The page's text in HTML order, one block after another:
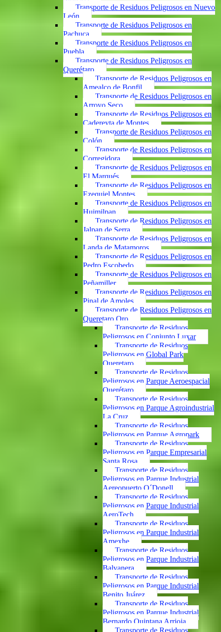
Transporte de Residuos Peligrosos en Nuevo
León
Transporte de Residuos Peligrosos en
Pachuca
Transporte de Residuos Peligrosos en
Puebla
Transporte de Residuos Peligrosos en
Querétaro
Transporte de Residuos Peligrosos en
Amealco de Bonfil
Transporte de Residuos Peligrosos en
Arroyo Seco
Transporte de Residuos Peligrosos en
Cadereyta de Montes
Transporte de Residuos Peligrosos en
Colón
Transporte de Residuos Peligrosos en
Corregidora
Transporte de Residuos Peligrosos en
El Marqués
Transporte de Residuos Peligrosos en
Ezequiel Montes
Transporte de Residuos Peligrosos en
Huimilpan
Transporte de Residuos Peligrosos en
Jalpan de Serra
Transporte de Residuos Peligrosos en
Landa de Matamoros
Transporte de Residuos Peligrosos en
Pedro Escobedo
Transporte de Residuos Peligrosos en
Peñamiller
Transporte de Residuos Peligrosos en
Pinal de Amoles
Transporte de Residuos Peligrosos en
Queretaro Qro
Transporte de Residuos
Peligrosos en Conjunto Luxar
Transporte de Residuos
Peligrosos en Global Park
Queretaro
Transporte de Residuos
Peligrosos en Parque Aeroespacial
Querétaro
Transporte de Residuos
Peligrosos en Parque Agroindustrial
La Cruz
Transporte de Residuos
Peligrosos en Parque Agropark
Transporte de Residuos
Peligrosos en Parque Empresarial
Santa Rosa
Transporte de Residuos
Peligrosos en Parque Industrial
Aereopuerto O´Donell
Transporte de Residuos
Peligrosos en Parque Industrial
AeroTech
Transporte de Residuos
Peligrosos en Parque Industrial
Amexhe
Transporte de Residuos
Peligrosos en Parque Industrial
Balvanera
Transporte de Residuos
Peligrosos en Parque Industrial
Benito Juárez
Transporte de Residuos
Peligrosos en Parque Industrial
Bernardo Quintana Arrioja
Transporte de Residuos